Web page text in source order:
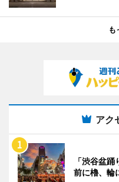
も
アク
「渋谷盆
前に櫓、輪